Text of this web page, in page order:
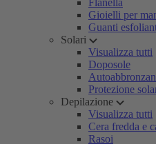
Flanella
Gioielli per
Guanti
Solari
Visualizza tutti
Doposole
Protezione
Depilazione
Visualizza tutti
Cera fredda e
Rasoi